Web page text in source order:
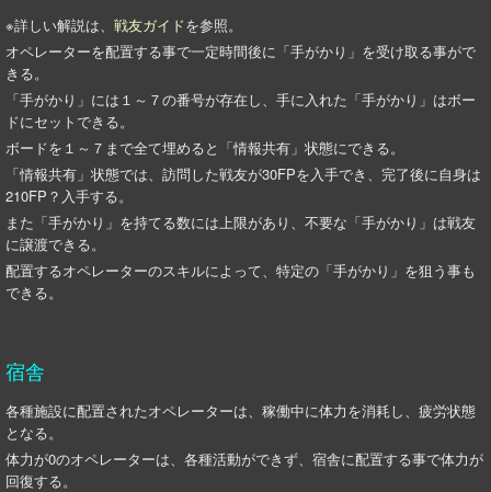
※詳しい解説は、 戦友ガイドを参照。
オペレーターを配置する事で一定時間後に「手がかり」を受け取る事がで
きる。
「手がかり」には１～７の番号が存在し、手に入れた「手がかり」はボー
ドにセットできる。
ボードを１～７まで全て埋めると「情報共有」状態にできる。
「情報共有」状態では、訪問した戦友が30FPを入手でき、完了後に自身は
210FP？入手する。
また「手がかり」を持てる数には上限があり、不要な「手がかり」は戦友
に譲渡できる。
配置するオペレーターのスキルによって、特定の「手がかり」を狙う事も
できる。
宿舎
各種施設に配置されたオペレーターは、稼働中に体力を消耗し、疲労状態
となる。
体力が0のオペレーターは、各種活動ができず、宿舎に配置する事で体力が
回復する。